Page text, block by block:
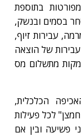
בתוספת
בסמים ובנשק,
עבירות זיוף,
של הוצאה
מתשלום מס
הכלכלית,
לכל פעילות
פשיעה ובין אם